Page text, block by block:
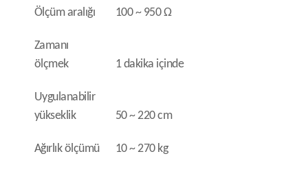
Ölçüm aralığı 100 ~ 950 Ω
Zamanı
ölçmek
1 dakika içinde
Uygulanabilir
yükseklik
50 ~ 220 cm
Ağırlık ölçümü 10 ~ 270 kg